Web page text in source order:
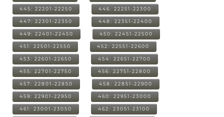
445: 22201-22250 446: 22251-22300
447: 22301-22350 448: 22351-22400
449: 22401-22450 450: 22451-22500
451: 22501-22550 452: 22551-22600
453: 22601-22650 454: 22651-22700
455: 22701-22750 456: 22751-22800
457: 22801-22850 458: 22851-22900
459: 22901-22950 460: 22951-23000
461: 23001-23050 462: 23051-23100